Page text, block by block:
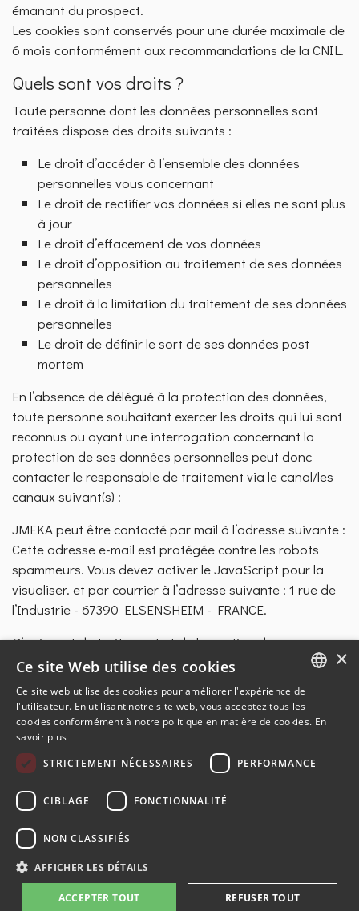
émanant du prospect.
Les cookies sont conservés pour une durée maximale de
6 mois conformément aux recommandations de la CNIL.
Quels sont vos droits ?
Toute personne dont les données personnelles sont
traitées dispose des droits suivants :
Le droit d’accéder à l’ensemble des données
personnelles vous concernant
Le droit de rectifier vos données si elles ne sont plus
à jour
Le droit d’effacement de vos données
Le droit d’opposition au traitement de ses données
personnelles
Le droit à la limitation du traitement de ses données
personnelles
Le droit de définir le sort de ses données post
mortem
En l’absence de délégué à la protection des données,
toute personne souhaitant exercer les droits qui lui sont
reconnus ou ayant une interrogation concernant la
protection de ses données personnelles peut donc
contacter le responsable de traitement via le canal/les
canaux suivant(s) :
JMEKA peut être contacté par mail à l’adresse suivante :
Cette adresse e-mail est protégée contre les robots
spammeurs. Vous devez activer le JavaScript pour la
visualiser. et par courrier à l’adresse suivante : 1 rue de
l’Industrie - 67390 ELSENSHEIM - FRANCE.
S’agissant du traitement et de la gestion de vos
données personnelles, vous bénéficiez également du
web ou encore par courrier à l’adresse suivante : CNIL -
3 Place de Fontenoy - TSA 80715 - 75334 PARIS CEDEX
07.
l'agence web E-NOVEA
Informations légales Conditions générales de vente
FRENCH
×
Ce site Web utilise des cookies
Ce site web utilise des cookies pour améliorer l'expérience de
l'utilisateur. En utilisant notre site web, vous acceptez tous les
cookies conformément à notre politique en matière de cookies. En
savoir plus
STRICTEMENT NÉCESSAIRES
PERFORMANCE
CIBLAGE FONCTIONNALITÉ
NON CLASSIFIÉS
AFFICHER LES DÉTAILS
ACCEPTER TOUT REFUSER TOUT